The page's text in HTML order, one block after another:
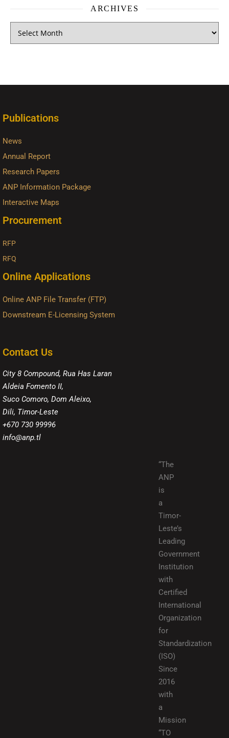
ARCHIVES
Publications
News
Annual Report
Research Papers
ANP Information Package
Interactive Maps
Procurement
RFP
RFQ
Online Applications
Online ANP File Transfer (FTP)
Downstream E-Licensing System
Contact Us
City 8 Compound, Rua Has Laran
Aldeia Fomento II,
Suco Comoro, Dom Aleixo,
Dili, Timor-Leste
+670 730 99996
info@anp.tl
“The
ANP
is
a
Timor-
Leste’s
Leading
Government
Institution
with
Certified
International
Organization
for
Standardization
(ISO)
Since
2016
with
a
Mission
“TO